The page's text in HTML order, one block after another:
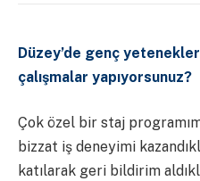
Düzey’de genç
çalışmalar yapıyorsunuz?
Çok özel bir staj
bizzat iş deneyimi
katılarak geri bildirim